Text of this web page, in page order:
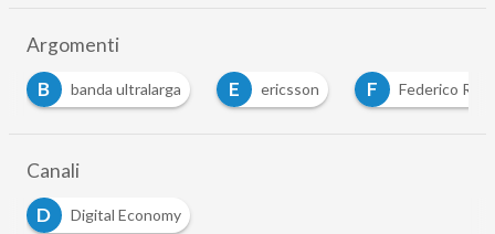
Argomenti
E
ericsson F Federico Rigoni F frequenze 5G
Canali
D
Digital Economy